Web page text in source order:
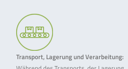
Transport, Lagerung und Verarbeitung: